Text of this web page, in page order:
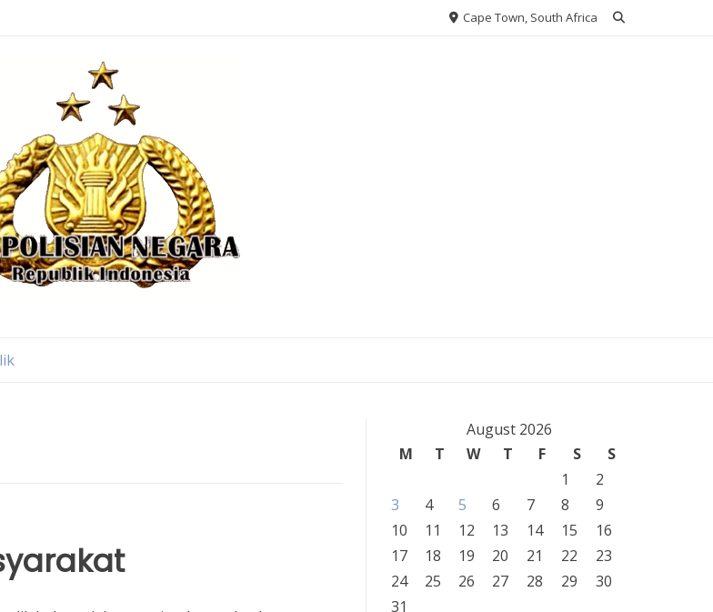
Cape Town, South Africa
August 2026
M
T W T F S
S
1
2
3
4 5 6 7 8
9
10
11 12 13 14 15
16
17
18 19 20 21 22
23
24
25 26 27 28 29
30
31